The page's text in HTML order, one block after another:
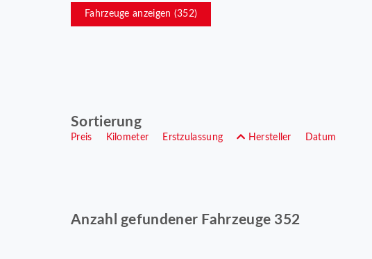
Fahrzeuge anzeigen (352)
Sortierung
Preis Kilometer Erstzulassung Hersteller Datum
Anzahl gefundener Fahrzeuge 352